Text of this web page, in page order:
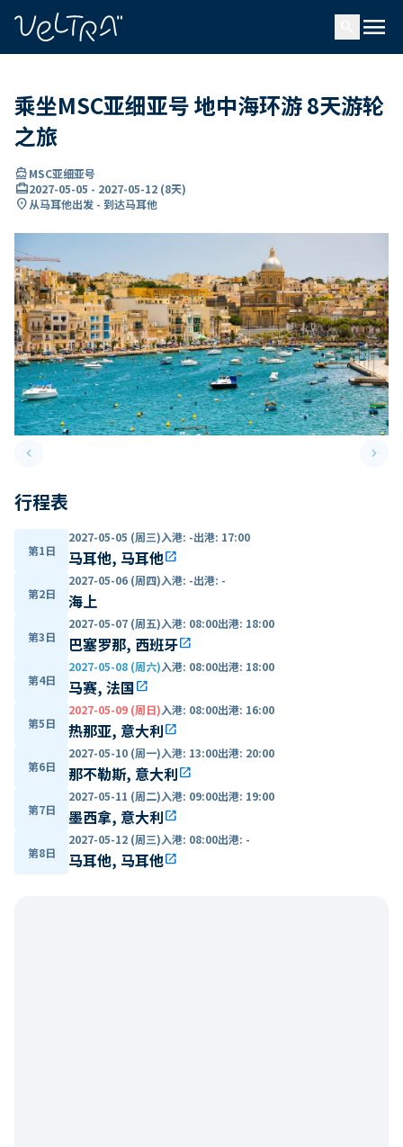
menu
乘坐MSC亚细亚号 地中海环游 8天游轮
之旅
directions_boatMSC亚细亚号
card_travel2027-05-05 - 2027-05-12 (8天)
location_on从马耳他出发 - 到达马耳他
keyboard_arrow_leftPrevious slide keyboard_arrow_right
行程表
第1日
2027-05-05 (周三)入港: -出港: 17:00
马耳他, 马耳他open_in_new
第2日
2027-05-06 (周四)入港: -出港: -
海上
第3日
2027-05-07 (周五)入港: 08:00出港: 18:00
巴塞罗那, 西班牙open_in_new
第4日
2027-05-08 (周六)入港: 08:00出港: 18:00
马赛, 法国open_in_new
第5日
2027-05-09 (周日)入港: 08:00出港: 16:00
热那亚, 意大利open_in_new
第6日
2027-05-10 (周一)入港: 13:00出港: 20:00
那不勒斯, 意大利open_in_new
第7日
2027-05-11 (周二)入港: 09:00出港: 19:00
墨西拿, 意大利open_in_new
第8日
2027-05-12 (周三)入港: 08:00出港: -
马耳他, 马耳他open_in_new